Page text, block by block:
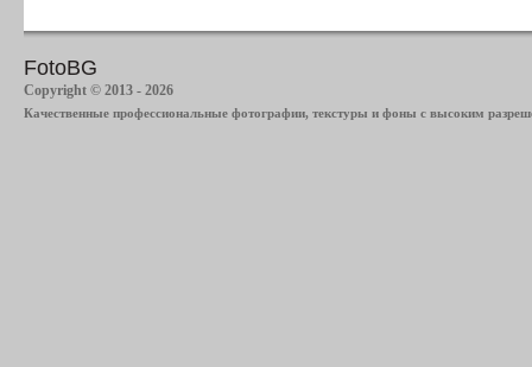
FotoBG
Copyright © 2013 - 2026
Качественные профессиональные фотографии, текстуры и фоны с высоким